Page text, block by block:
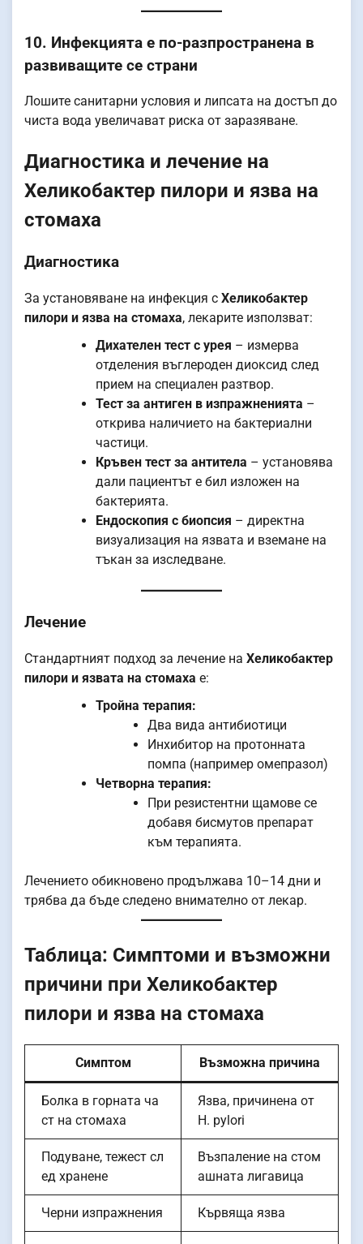
10. Инфекцията е по-разпространена в
развиващите се страни
Лошите санитарни условия и липсата на достъп до
чиста вода увеличават риска от заразяване.
Диагностика и лечение на
Хеликобактер пилори и язва на
стомаха
Диагностика
За установяване на инфекция с Хеликобактер
пилори и язва на стомаха, лекарите използват:
Дихателен тест с урея – измерва
отделения въглероден диоксид след
прием на специален разтвор.
Тест за антиген в изпражненията –
открива наличието на бактериални
частици.
Кръвен тест за антитела – установява
дали пациентът е бил изложен на
бактерията.
Ендоскопия с биопсия – директна
визуализация на язвата и вземане на
тъкан за изследване.
Лечение
Стандартният подход за лечение на Хеликобактер
пилори и язвата на стомаха е:
Тройна терапия:
Два вида антибиотици
Инхибитор на протонната
помпа (например омепразол)
Четворна терапия:
При резистентни щамове се
добавя бисмутов препарат
към терапията.
Лечението обикновено продължава 10–14 дни и
трябва да бъде следено внимателно от лекар.
Таблица: Симптоми и възможни
причини при Хеликобактер
пилори и язва на стомаха
Симптом Възможна причина
Болка в горната ча
ст на стомаха
Язва, причинена от
H. pylori
Подуване, тежест сл
ед хранене
Възпаление на стом
ашната лигавица
Черни изпражнения Кървяща язва